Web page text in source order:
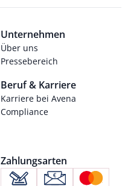
Unternehmen
Über uns
Pressebereich
Beruf & Karriere
Karriere bei Avena
Compliance
Zahlungsarten